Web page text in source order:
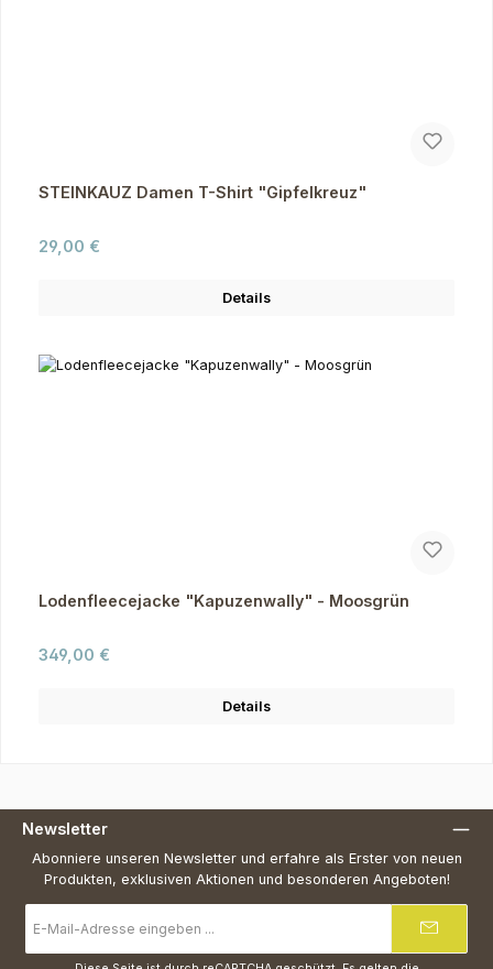
STEINKAUZ Damen T-Shirt "Gipfelkreuz"
Regulärer Preis:
29,00 €
Details
Lodenfleecejacke "Kapuzenwally" - Moosgrün
Regulärer Preis:
349,00 €
Details
Newsletter
Abonniere unseren Newsletter und erfahre als Erster von neuen
Produkten, exklusiven Aktionen und besonderen Angeboten!
Mail-
Adresse